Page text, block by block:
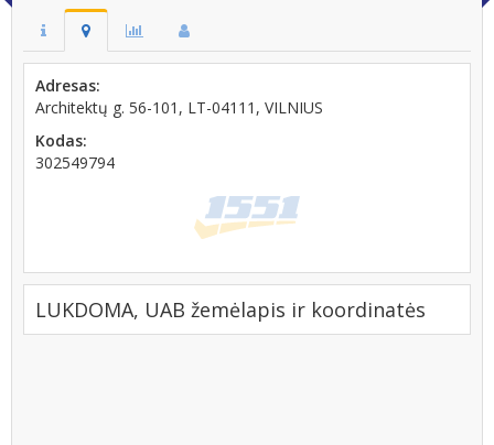
Adresas:
Architektų g. 56-101, LT-04111, VILNIUS
Kodas:
302549794
LUKDOMA, UAB žemėlapis ir koordinatės